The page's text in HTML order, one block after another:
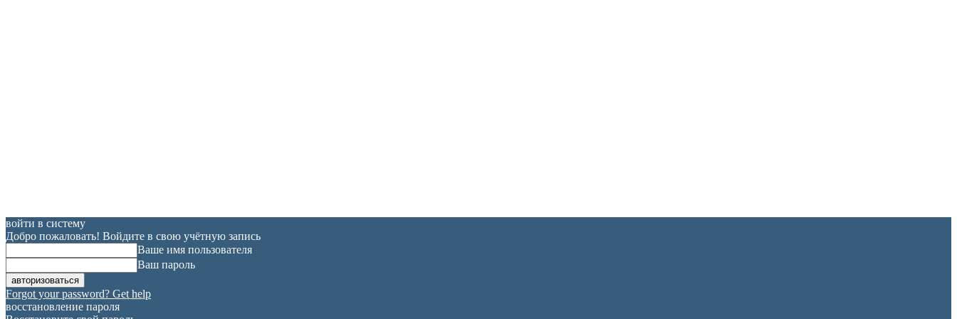
войти в систему
Добро пожаловать! Войдите в свою учётную запись
Ваше имя пользователя
Ваш пароль
Forgot your password? Get help
восстановление пароля